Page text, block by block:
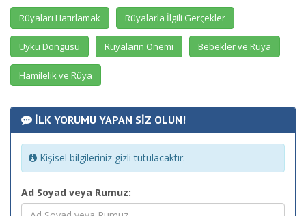
Rüyaları Hatırlamak Rüyalarla İlgili Gerçekler
Uyku Döngüsü Rüyaların Önemi Bebekler ve Rüya
Hamilelik ve Rüya
İLK YORUMU YAPAN SİZ OLUN!
Kişisel bilgileriniz gizli tutulacaktır.
Ad Soyad veya Rumuz: